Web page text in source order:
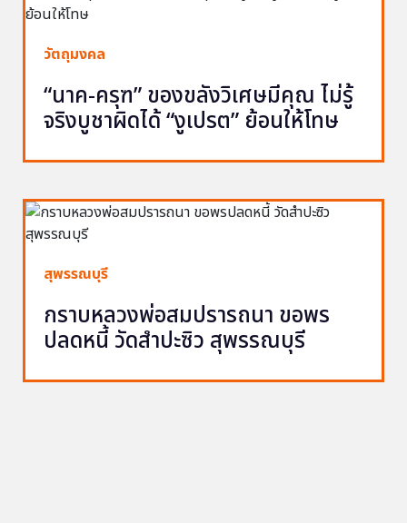
วัตถุมงคล
“นาค-ครุฑ” ของขลังวิเศษมีคุณ ไม่รู้
จริงบูชาผิดได้ “งูเปรต” ย้อนให้โทษ
สุพรรณบุรี
กราบหลวงพ่อสมปรารถนา ขอพร
ปลดหนี้ วัดสำปะซิว สุพรรณบุรี